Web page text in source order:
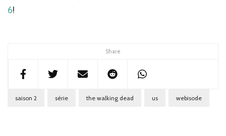
Share
6!
saison 2 série the walking dead us webisode